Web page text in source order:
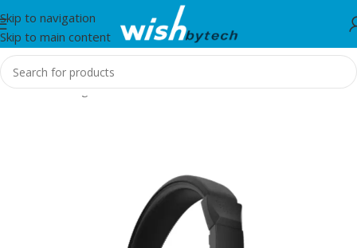
Skip to navigation
Skip to main content
Home/Gaming